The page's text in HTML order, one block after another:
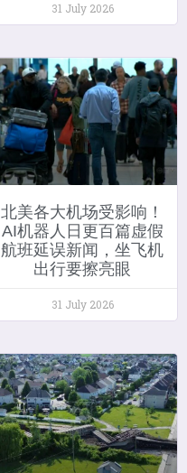
31 July 2026
北美各大机场受影响！
AI机器人日更百篇虚假
航班延误新闻，坐飞机
出行要擦亮眼
31 July 2026